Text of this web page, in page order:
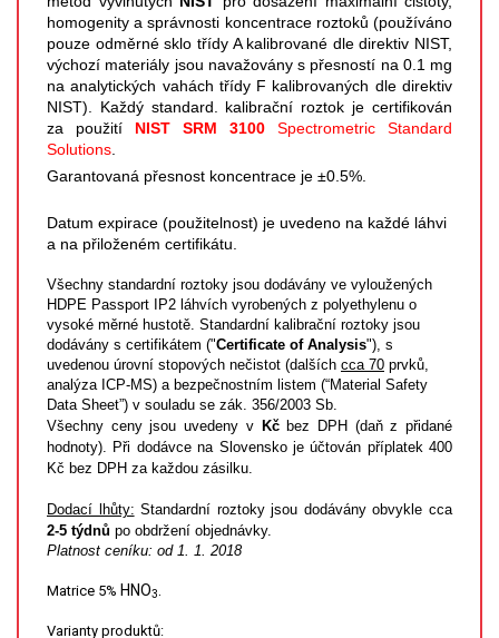
UV-VIS FLUO
DETEKTORY HPLC
VÝBOJKY PRO UV/VIS
SPEKTROFOTOMETRY
OTEVŘENÝ ROZKLAD
MIKROVLNNÝ ROZKLAD
TLAKOVÉ AUTOKLÁVY
REAKČNÍ AUTOKLÁVY
TAVENÍ
SPEX MLETÍ
homogenity a správnosti koncentrace roztoků (používáno
pouze odměrné sklo třídy A kalibrované dle direktiv NIST,
výchozí materiály jsou navažovány s přesností na 0.1 mg
na analytických vahách třídy F kalibrovaných dle direktiv
NIST). Každý standard. kalibrační roztok je certifikován
za použití NIST SRM 3100 Spectrometric Standard
Solutions
Garantovaná přesnost koncentrace je ±0.5%.
Datum expirace (použitelnost) je uvedeno na každé láhvi
a na přiloženém certifikátu.
Všechny standardní roztoky jsou dodávány ve vyloužených
HDPE Passport IP2 láhvích vyrobených z polyethylenu o
vysoké měrné hustotě. Standardní kalibrační roztoky jsou
dodávány s certifikátem ("Certificate of Analysis"), s
uvedenou úrovní stopových nečistot (dalších cca 70 prvků,
analýza ICP-MS) a bezpečnostním listem (“Material Safety
Data Sheet”) v souladu se zák. 356/2003 Sb.
Všechny ceny jsou uvedeny v Kčbez DPH (daň z přidané
hodnoty). Při dodávce na Slovensko je účtován příplatek 400
Kč bez DPH za každou zásilku.
Dodací lhůty: Standardní roztoky jsou dodávány obvykle cca
2-5 týdnů po obdržení objednávky.
Platnost ceníku: od 1. 1. 2018
Matrice 5% HNO3
Varianty produktů: